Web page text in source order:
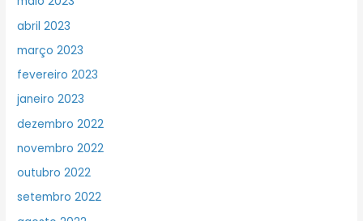
abril 2023
março 2023
fevereiro 2023
janeiro 2023
dezembro 2022
novembro 2022
outubro 2022
setembro 2022